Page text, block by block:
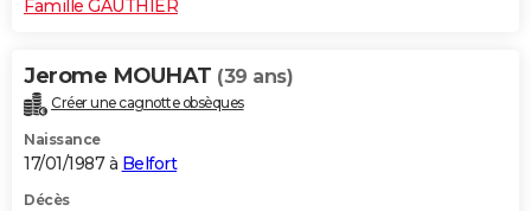
Famille GAUTHIER
Jerome MOUHAT (39 ans)
Créer une cagnotte obsèques
Naissance
17/01/1987 à Belfort
Décès